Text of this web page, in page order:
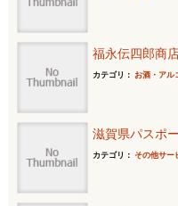
福永伝四郎商
カテゴリ： お酒・アル
滋賀県パスポ
カテゴリ： その他サー